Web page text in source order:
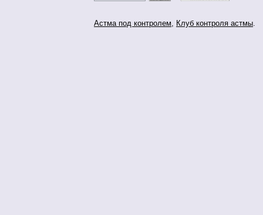
Астма под контролем, Клуб контроля астмы.